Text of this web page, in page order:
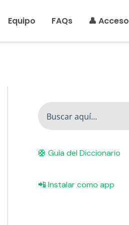
Equipo FAQs 👤 Acceso
🛟 Guía del Diccionario
📲 Instalar como app